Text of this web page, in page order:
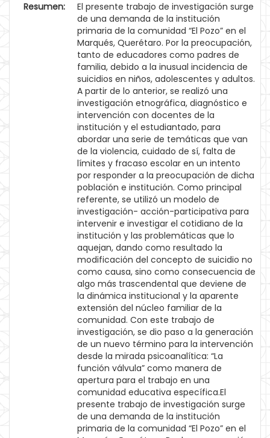
Resumen:
El presente trabajo de investigación surge
de una demanda de la institución
primaria de la comunidad “El Pozo” en el
Marqués, Querétaro. Por la preocupación,
tanto de educadores como padres de
familia, debido a la inusual incidencia de
suicidios en niños, adolescentes y adultos.
A partir de lo anterior, se realizó una
investigación etnográfica, diagnóstico e
intervención con docentes de la
institución y el estudiantado, para
abordar una serie de temáticas que van
de la violencia, cuidado de sí, falta de
límites y fracaso escolar en un intento
por responder a la preocupación de dicha
población e institución. Como principal
referente, se utilizó un modelo de
investigación- acción-participativa para
intervenir e investigar el cotidiano de la
institución y las problemáticas que lo
aquejan, dando como resultado la
modificación del concepto de suicidio no
como causa, sino como consecuencia de
algo más trascendental que deviene de
la dinámica institucional y la aparente
extensión del núcleo familiar de la
comunidad. Con este trabajo de
investigación, se dio paso a la generación
de un nuevo término para la intervención
desde la mirada psicoanalítica: “La
función válvula” como manera de
apertura para el trabajo en una
comunidad educativa específica.El
presente trabajo de investigación surge
de una demanda de la institución
primaria de la comunidad “El Pozo” en el